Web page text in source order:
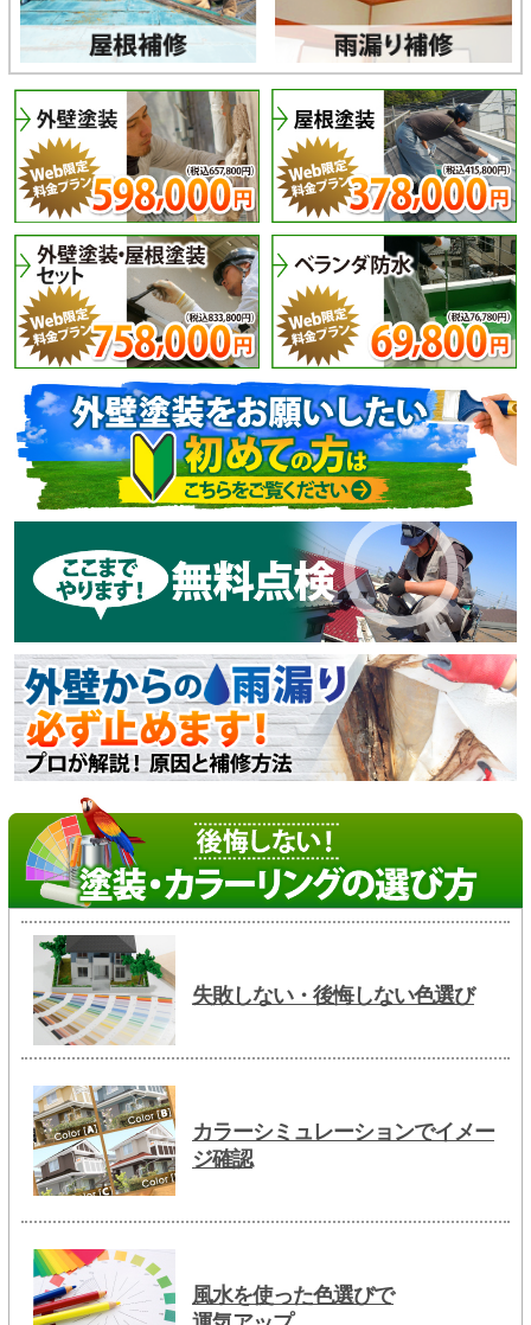
失敗しない・後悔しない色選び
カラーシミュレーションでイメー
ジ確認
風水を使った色選びで